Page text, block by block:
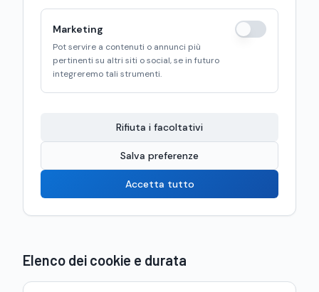
Marketing
Pot servire a contenuti o annunci più
pertinenti su altri siti o social, se in futuro
integreremo tali strumenti.
Rifiuta i facoltativi
Salva preferenze
Accetta tutto
Elenco dei cookie e durata